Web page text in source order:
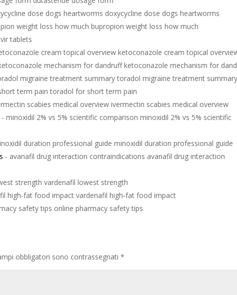
dose dogs heartworms doxycycline dose dogs heartworms
weight loss how much bupropion weight loss how much
tablets
cream topical overview ketoconazole cream topical
mechanism for dandruff ketoconazole mechanism for
migraine treatment summary toradol migraine treatment
term pain toradol for short term pain
scabies medical overview ivermectin scabies medical overview
- minoxidil 2% vs 5% scientific comparison minoxidil 2% vs 5% scientific
duration professional guide minoxidil duration professional guide
- avanafil drug interaction contraindications avanafil drug interaction
strength vardenafil lowest strength
high‑fat food impact vardenafil high‑fat food impact
safety tips online pharmacy safety tips
obbligatori sono contrassegnati*